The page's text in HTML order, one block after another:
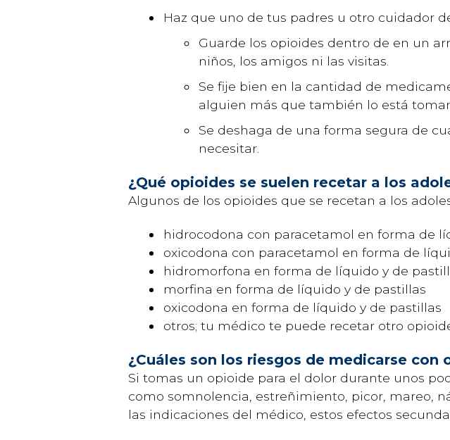
Haz que uno de tus padres u otro cuidador
Guarde los opioides dentro de en un
niños, los amigos ni las visitas.
Se fije bien en la cantidad de
alguien más que también lo está
Se deshaga de una forma segura de
necesitar.
¿Qué opioides se suelen recetar a los
Algunos de los opioides que se recetan a los
hidrocodona con paracetamol en forma de
oxicodona con paracetamol en forma de
hidromorfona en forma de líquido y de
morfina en forma de líquido y de pastillas
oxicodona en forma de líquido y de pastillas
otros; tu médico te puede recetar otro
¿Cuáles son los riesgos de medicarse con
Si tomas un opioide para el dolor durante unos
como somnolencia, estreñimiento, picor, mareo,
las indicaciones del médico, estos efectos